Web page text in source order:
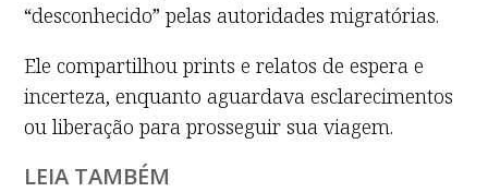
“desconhecido” pelas autoridades migratórias.
Ele compartilhou prints e relatos de espera e
incerteza, enquanto aguardava esclarecimentos
ou liberação para prosseguir sua viagem.
LEIA TAMBÉM